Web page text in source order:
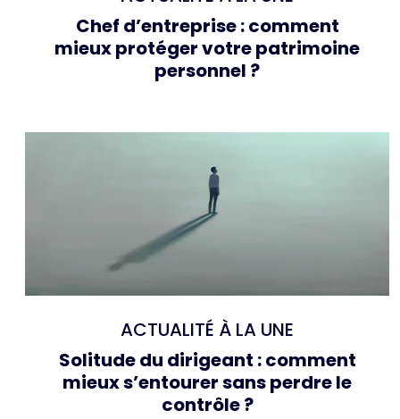
Chef d’entreprise : comment
mieux protéger votre patrimoine
personnel ?
ACTUALITÉ À LA UNE
Solitude du dirigeant : comment
mieux s’entourer sans perdre le
contrôle ?